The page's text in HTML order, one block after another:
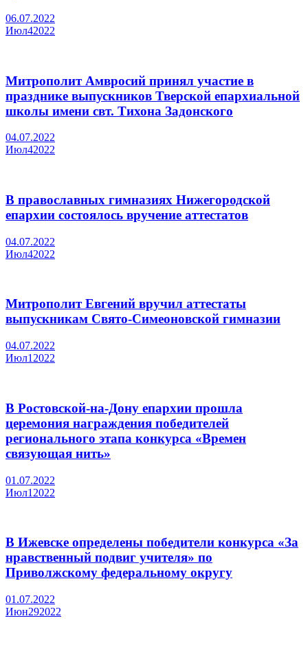
06.07.2022
Июл42022
Митрополит Амвросий принял участие в
празднике выпускников Тверской епархиальной
школы имени свт. Тихона Задонского
04.07.2022
Июл42022
В православных гимназиях Нижегородской
епархии состоялось вручение аттестатов
04.07.2022
Июл42022
Митрополит Евгений вручил аттестаты
выпускникам Свято-Симеоновской гимназии
04.07.2022
Июл1 2022
В Ростовской-на-Дону епархии прошла
церемония награждения победителей
регионального этапа конкурса «Времен
связующая нить»
01.07.2022
Июл1 2022
В Ижевске определены победители конкурса «За
нравственный подвиг учителя» по
Приволжскому федеральному округу
01.07.2022
Июн292022